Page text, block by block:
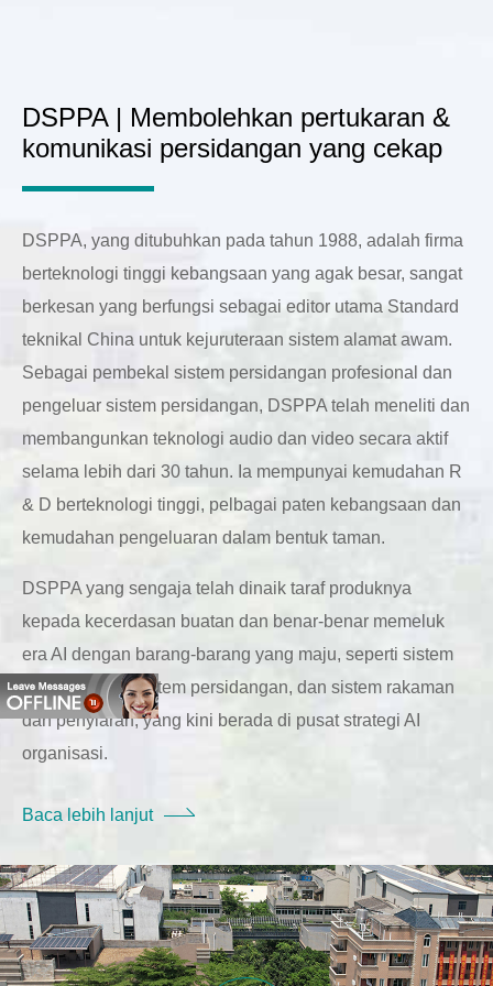
DSPPA | Membolehkan pertukaran &
komunikasi persidangan yang cekap
DSPPA, yang ditubuhkan pada tahun 1988, adalah firma
berteknologi tinggi kebangsaan yang agak besar, sangat
berkesan yang berfungsi sebagai editor utama Standard
teknikal China untuk kejuruteraan sistem alamat awam.
Sebagai pembekal sistem persidangan profesional dan
pengeluar sistem persidangan, DSPPA telah meneliti dan
membangunkan teknologi audio dan video secara aktif
selama lebih dari 30 tahun. Ia mempunyai kemudahan R
& D berteknologi tinggi, pelbagai paten kebangsaan dan
kemudahan pengeluaran dalam bentuk taman.
DSPPA yang sengaja telah dinaik taraf produknya
kepada kecerdasan buatan dan benar-benar memeluk
era AI dengan barang-barang yang maju, seperti sistem
alamat awam, sistem persidangan, dan sistem rakaman
dan penyiaran, yang kini berada di pusat strategi AI
organisasi.
Baca lebih lanjut